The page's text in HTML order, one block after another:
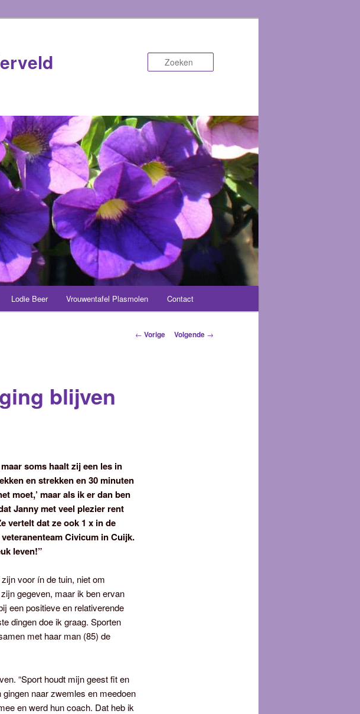
Lodie Beer Vrouwentafel Plasmolen Contact
Berichtnavigatie
← Vorige Volgende →
blijven
soms haalt zij een les in
en strekken en 30 minuten
moet,’ maar als ik er dan ben
Janny met veel plezier rent
vertelt dat ze ook 1 x in de
Civicum in Cuijk.
leven!”
voor ín de tuin, niet om
gegeven, maar ik ben ervan
een positieve en relativerende
dingen doe ik graag. Sporten
met haar man (85) de
“Sport houdt mijn geest fit en
naar zwemles en meedoen
en werd hun coach. Dat heb ik